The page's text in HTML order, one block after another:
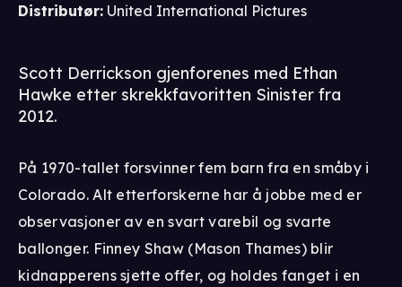
Distributør: United International Pictures
Scott Derrickson gjenforenes med Ethan
Hawke etter skrekkfavoritten Sinister fra
2012.
På 1970-tallet forsvinner fem barn fra en småby i
Colorado. Alt etterforskerne har å jobbe med er
observasjoner av en svart varebil og svarte
ballonger. Finney Shaw (Mason Thames) blir
kidnapperens sjette offer, og holdes fanget i en